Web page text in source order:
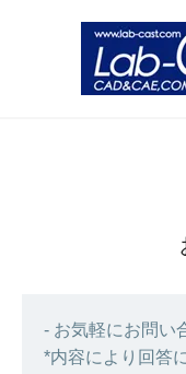
- お気軽にお問い
*内容により回答